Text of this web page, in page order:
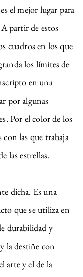
el mejor lugar para
partir de estos
cuadros en los que
los límites de
en una
por algunas
Por el color de los
las que trabaja
las estrellas.
dicha. Es una
que se utiliza en
durabilidad y
la destiñe con
arte y el de la